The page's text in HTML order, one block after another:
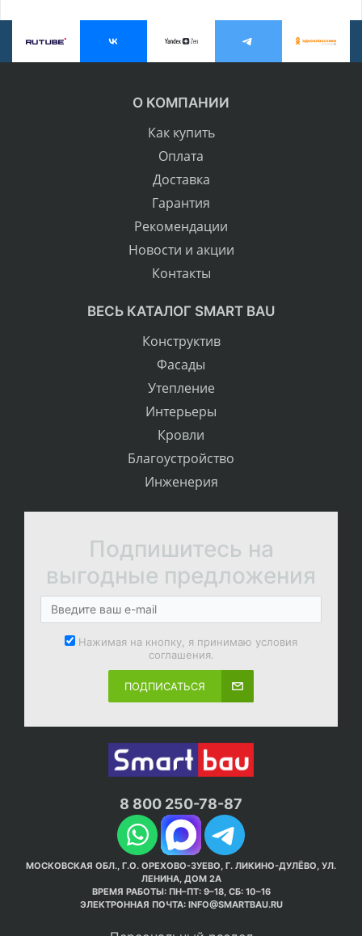
О КОМПАНИИ
Как купить
Оплата
Доставка
Гарантия
Рекомендации
Новости и акции
Контакты
ВЕСЬ КАТАЛОГ SMART BAU
Конструктив
Фасады
Утепление
Интерьеры
Кровли
Благоустройство
Инженерия
Подпишитесь на
выгодные предложения
Нажимая на кнопку, я принимаю условия
соглашения.
ПОДПИСАТЬСЯ
8 800 250-78-87
МОСКОВСКАЯ ОБЛ., Г.О. ОРЕХОВО-ЗУЕВО, Г. ЛИКИНО-ДУЛЁВО, УЛ.
ЛЕНИНА, ДОМ 2А
ВРЕМЯ РАБОТЫ: ПН–ПТ: 9–18, СБ: 10–16
ЭЛЕКТРОННАЯ ПОЧТА: INFO@SMARTBAU.RU